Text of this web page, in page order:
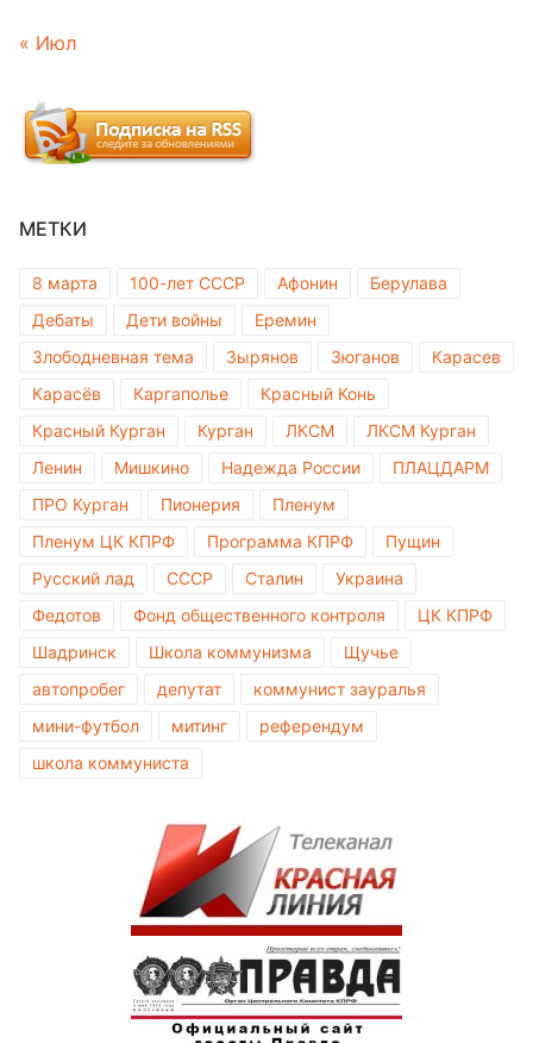
« Июл
МЕТКИ
8 марта 100-лет СССР Афонин
Берулава
Дебаты
Дети войны
Еремин
Злободневная тема
Зырянов Зюганов
Карасев
Карасёв
Каргаполье
Красный Конь
Красный Курган
Курган ЛКСМ
ЛКСМ Курган
Ленин
Мишкино Надежда России
ПЛАЦДАРМ
ПРО Курган
Пионерия
Пленум
Пленум ЦК КПРФ
Программа КПРФ
Пущин
Русский лад
СССР Сталин
Украина
Федотов
Фонд общественного контроля
ЦК КПРФ
Шадринск
Школа коммунизма
Щучье
автопробег
депутат
коммунист зауралья
мини-футбол
митинг
референдум
школа коммуниста